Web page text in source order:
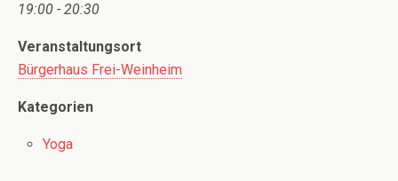
19:00 - 20:30
Veranstaltungsort
Bürgerhaus Frei-Weinheim
Kategorien
Yoga